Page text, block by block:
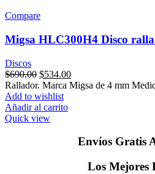
Compare
Migsa HLC300H4 Disco
Discos
$690.00 Original
price
was:
$690.00.
$534.00Current
price
Rallador. Marca Migsa de 4 mm
Add to wishlist
Añadir al carrito
Quick view
Envíos Gratis
Los Mejores